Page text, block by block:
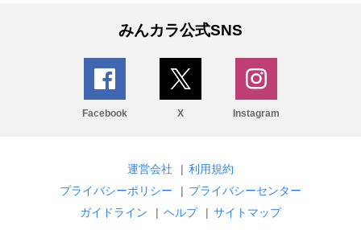
みんカラ公式SNS
Facebook X Instagram
運営会社 | 利用規約
プライバシーポリシー
| プライバシーセンター
ガイドライン
| ヘルプ | サイトマップ